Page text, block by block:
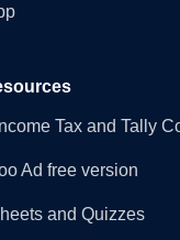
Tax and Tally
Ad free version
and Quizzes